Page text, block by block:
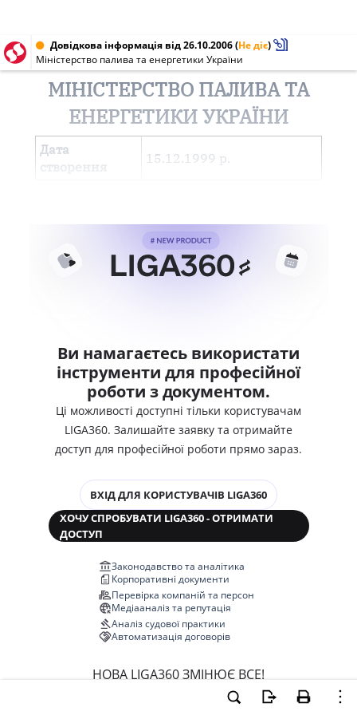
Довідкова інформація від 26.10.2006(Не діє)
Міністерство палива та енергетики України
МІНІСТЕРСТВО ПАЛИВА ТА
ЕНЕРГЕТИКИ УКРАЇНИ
Дата
15.12.1999 р.
Ви намагаєтесь використати
інструменти для професійної
роботи з документом.
Ці можливості доступні тільки користувачам
LIGA360. Залишайте заявку та отримайте
доступ для професійної роботи прямо зараз.
ВХІД ДЛЯ КОРИСТУВАЧІВ LIGA360
ХОЧУ СПРОБУВАТИ LIGA360 - ОТРИМАТИ
ДОСТУП
Законодавство та аналітика
Корпоративні документи
Перевірка компаній та персон
Медіааналіз та репутація
Аналіз судової практики
Автоматизація договорів
НОВА LIGA360 ЗМІНЮЄ ВСЕ!